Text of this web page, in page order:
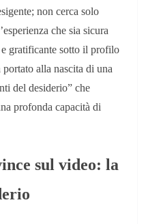
non cerca solo
che sia sicura
gratificante sotto il profilo
alla nascita di una
del desiderio” che
profonda capacità di
sul video: la